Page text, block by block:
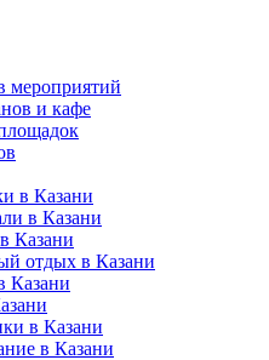
мероприятий
и кафе
в Казани
в Казани
Казани
отдых в Казани
Казани
в Казани
в Казани